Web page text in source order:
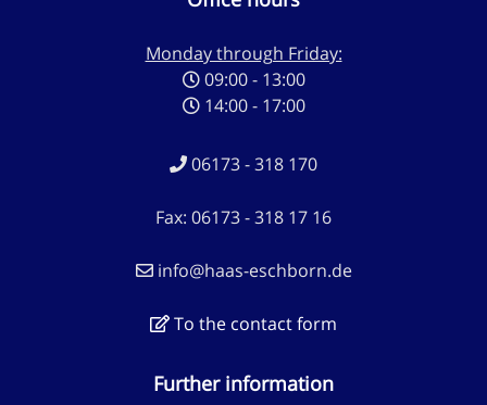
Monday through Friday:
09:00 - 13:00
14:00 - 17:00
06173 - 318 170
Fax: 06173 - 318 17 16
info@haas-eschborn.de
To the contact form
Further information